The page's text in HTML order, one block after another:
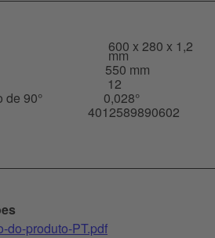
600 x 280 x 1,2
mm
550 mm
12
de 90° 0,028°
4012589890602
do-produto-PT.pdf